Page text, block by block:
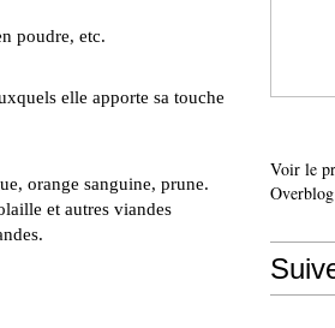
poudre, etc.
elle apporte sa touche
orange sanguine, prune.
et autres viandes
Voir le
Overblog